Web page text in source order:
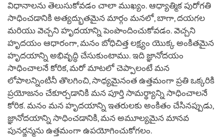
విధానాలను తెలుసుకోవడం చాలా ముఖ్యం. ఆధ్యాత్మిక పురోగతి
సాధించడానికి అత్యద్భుతమైన మార్గం మనలో, బాగా, దయగల
మరియు వెచ్చని హృదయాన్ని పెంపొందించుకోవడం. వెచ్చని
హృదయం ఆధారంగా, మనం బోధిచిత్త లక్ష్యం యొక్క అంకితమైన
హృదయాన్ని అభివృద్ధి చేసుకుంటాము. ఇది జ్ఞానోదయం
సాధించాలనే కోరిక, మరో మాటలో చెప్పాలంటే మన
లోపాలన్నింటినీ తొలగించి, సాధ్యమైనంత ఉత్తమంగా ప్రతి ఒక్కరికి
ప్రయోజనం చేకూర్చడానికి మన పూర్తి సామర్థ్యాన్ని సాధించాలనే
కోరిక. మనం మన హృదయాన్ని ఇతరులకు అంకితం చేసినప్పుడు,
జ్ఞానోదయాన్ని సాధించడానికి, మన అమూల్యమైన మానవ
పునర్జన్మను ఉత్తమంగా ఉపయోగించుకోగలం.